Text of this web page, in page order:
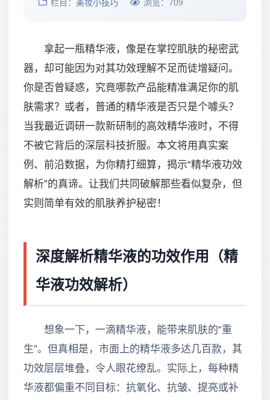
栏目： 美妆小技巧 浏览： 709
拿起一瓶精华液，像是在掌控肌肤的秘密武
器，却可能因为对其功效理解不足而徒增疑问。
你是否曾疑惑，究竟哪款产品能精准满足你的肌
肤需求？或者，普通的精华液是否只是个噱头？
当我最近调研一款新研制的高效精华液时，不得
不被它背后的深层科技折服。本文将用真实案
例、前沿数据，为你精打细算，揭示“精华液功效
解析”的真谛。让我们共同破解那些看似复杂，但
实则简单有效的肌肤养护秘密！
深度解析精华液的功效作用（精
华液功效解析）
想象一下，一滴精华液，能带来肌肤的“重
生”。但真相是，市面上的精华液多达几百款，其
功效层层堆叠，令人眼花缭乱。实际上，每种精
华液都偏重不同目标：抗氧化、抗皱、提亮或补